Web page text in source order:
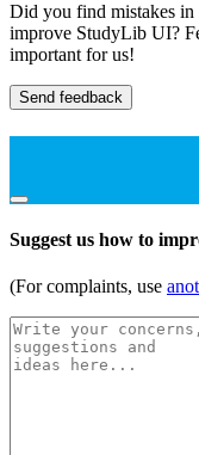
Did you find mistakes
improve StudyLib UI?
important for us!
Send feedback
Suggest us how to
(For complaints, use